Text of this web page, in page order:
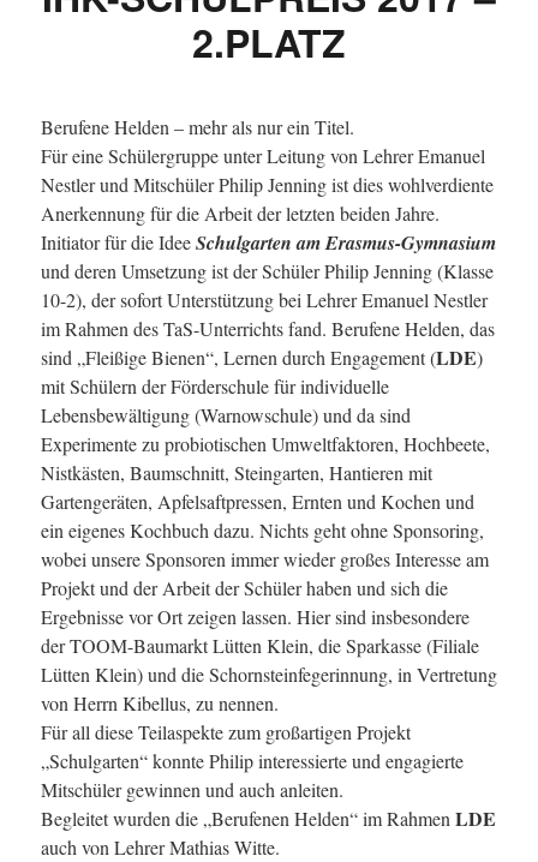
2.PLATZ
Berufene Helden – mehr als nur ein Titel.
Für eine Schülergruppe unter Leitung von Lehrer Emanuel
Nestler und Mitschüler Philip Jenning ist dies wohlverdiente
Anerkennung für die Arbeit der letzten beiden Jahre.
Initiator für die IdeeSchulgarten am Erasmus-Gymnasium
und deren Umsetzung ist der Schüler Philip Jenning (Klasse
10-2), der sofort Unterstützung bei Lehrer Emanuel Nestler
im Rahmen des TaS-Unterrichts fand. Berufene Helden, das
sind „Fleißige Bienen“, Lernen durch Engagement (LDE)
mit Schülern der Förderschule für individuelle
Lebensbewältigung (Warnowschule) und da sind
Experimente zu probiotischen Umweltfaktoren, Hochbeete,
Nistkästen, Baumschnitt, Steingarten, Hantieren mit
Gartengeräten, Apfelsaftpressen, Ernten und Kochen und
ein eigenes Kochbuch dazu. Nichts geht ohne Sponsoring,
wobei unsere Sponsoren immer wieder großes Interesse am
Projekt und der Arbeit der Schüler haben und sich die
Ergebnisse vor Ort zeigen lassen. Hier sind insbesondere
der TOOM-Baumarkt Lütten Klein, die Sparkasse (Filiale
Lütten Klein) und die Schornsteinfegerinnung, in Vertretung
von Herrn Kibellus, zu nennen.
Für all diese Teilaspekte zum großartigen Projekt
„Schulgarten“ konnte Philip interessierte und engagierte
Mitschüler gewinnen und auch anleiten.
Begleitet wurden die „Berufenen Helden“ im Rahmen LDE
auch von Lehrer Mathias Witte.